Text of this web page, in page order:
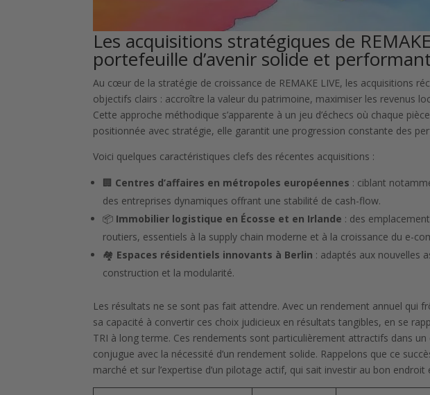
Les acquisitions stratégiques de
portefeuille d’avenir solide et performant
Au cœur de la stratégie de croissance de REMAKE LIVE, les acquisitions
objectifs clairs : accroître la valeur du patrimoine, maximiser les revenus
Cette approche méthodique s’apparente à un jeu d’échecs où chaque
positionnée avec stratégie, elle garantit une progression constante des
Voici quelques caractéristiques clefs des récentes acquisitions :
🏢 Centres d’affaires en métropoles européennes : ciblant
des entreprises dynamiques offrant une stabilité de cash-flow.
📦 Immobilier logistique en Écosse et en Irlande : des
routiers, essentiels à la supply chain moderne et à la croissance du e-
🏘️ Espaces résidentiels innovants à Berlin : adaptés aux nouvelles
construction et la modularité.
Les résultats ne se sont pas fait attendre. Avec un rendement annuel qui
sa capacité à convertir ces choix judicieux en résultats tangibles, en se
TRI à long terme. Ces rendements sont particulièrement attractifs dans
conjugue avec la nécessité d’un rendement solide. Rappelons que ce
marché et sur l’expertise d’un pilotage actif, qui sait investir au bon